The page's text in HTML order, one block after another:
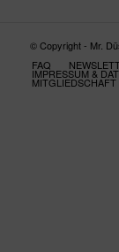
© Copyright - Mr.
FAQ
IMPRESSUM &